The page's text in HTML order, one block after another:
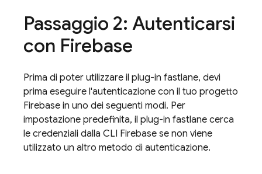
Passaggio 2: Autenticarsi
con Firebase
Prima di poter utilizzare il plug-in fastlane, devi
prima eseguire l'autenticazione con il tuo progetto
Firebase in uno dei seguenti modi. Per
impostazione predefinita, il plug-in fastlane cerca
le credenziali dalla CLI Firebase se non viene
utilizzato un altro metodo di autenticazione.